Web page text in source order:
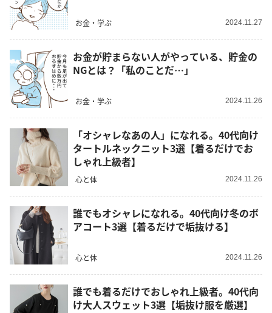
お金・学ぶ 2024.11.27
お金が貯まらない人がやっている、貯金の
NGとは？「私のことだ…」
お金・学ぶ 2024.11.26
「オシャレなあの人」になれる。40代向け
タートルネックニット3選【着るだけでお
しゃれ上級者】
心と体 2024.11.26
誰でもオシャレになれる。40代向け冬のボ
アコート3選【着るだけで垢抜ける】
心と体 2024.11.26
誰でも着るだけでおしゃれ上級者。40代向
け大人スウェット3選【垢抜け服を厳選】